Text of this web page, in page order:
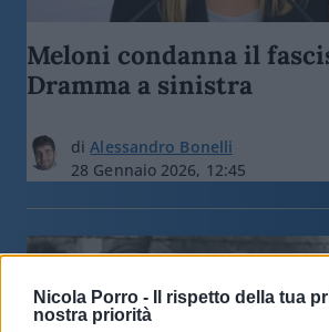
Nicola Porro -
Il rispetto della tua
nostra priorità
Meloni condanna il
Dramma a sinistra
diAlessandro Bonelli
28 Gennaio 2026, 12:45